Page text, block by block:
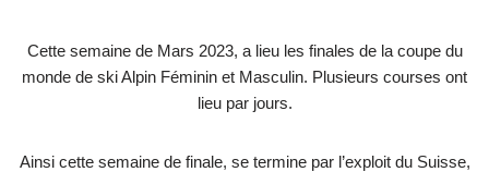
Cette semaine de Mars 2023, a lieu les finales de la coupe du
monde de ski Alpin Féminin et Masculin. Plusieurs courses ont
lieu par jours.
Ainsi cette semaine de finale, se termine par l’exploit du Suisse,